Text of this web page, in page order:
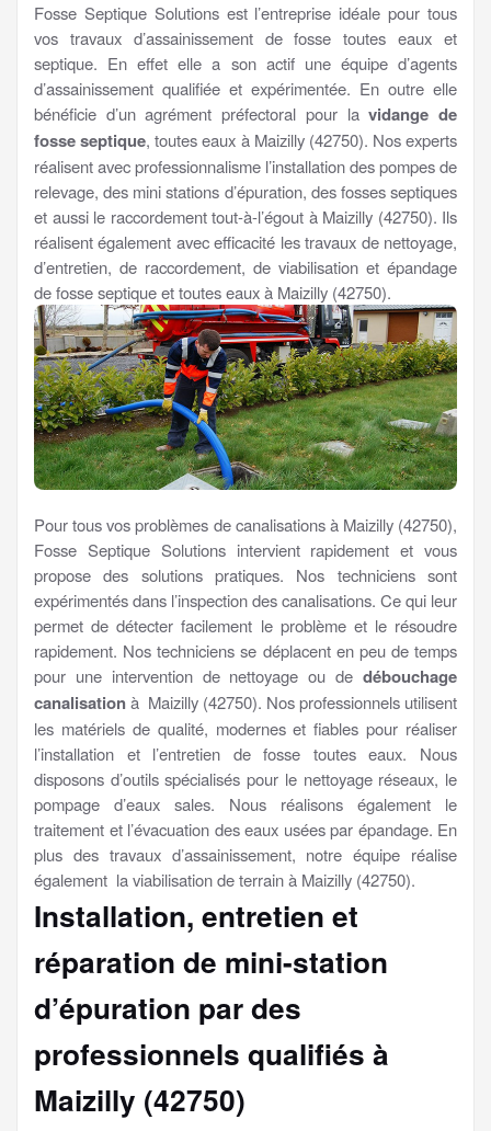
Fosse Septique Solutions est l’entreprise idéale pour tous
vos travaux d’assainissement de fosse toutes eaux et
septique. En effet elle a son actif une équipe d’agents
d’assainissement qualifiée et expérimentée. En outre elle
bénéficie d’un agrément préfectoral pour lavidange de
fosse septique, toutes eaux à Maizilly (42750). Nos experts
réalisent avec professionnalisme l’installation des pompes de
relevage, des mini stations d’épuration, des fosses septiques
et aussi le raccordement tout-à-l’égout à Maizilly (42750). Ils
réalisent également avec efficacité les travaux de nettoyage,
d’entretien, de raccordement, de viabilisation et épandage
de fosse septique et toutes eaux à Maizilly (42750).
Pour tous vos problèmes de canalisations à Maizilly (42750),
Fosse Septique Solutions intervient rapidement et vous
propose des solutions pratiques. Nos techniciens sont
expérimentés dans l’inspection des canalisations. Ce qui leur
permet de détecter facilement le problème et le résoudre
rapidement. Nos techniciens se déplacent en peu de temps
pour une intervention de nettoyage ou de débouchage
canalisationà Maizilly (42750). Nos professionnels utilisent
les matériels de qualité, modernes et fiables pour réaliser
l’installation et l’entretien de fosse toutes eaux. Nous
disposons d’outils spécialisés pour le nettoyage réseaux, le
pompage d’eaux sales. Nous réalisons également le
traitement et l’évacuation des eaux usées par épandage. En
plus des travaux d’assainissement, notre équipe réalise
également la viabilisation de terrain à Maizilly (42750).
Installation, entretien et
réparation de mini-station
d’épuration par des
professionnels qualifiés à
Maizilly (42750)